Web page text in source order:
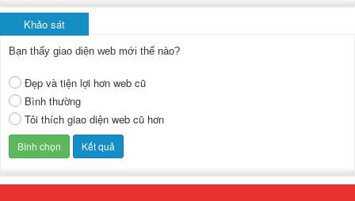
Khảo sát
Bạn thấy giao diện web mới thế nào?
Đẹp và tiện lợi hơn web cũ
Bình thường
Tôi thích giao diện web cũ hơn